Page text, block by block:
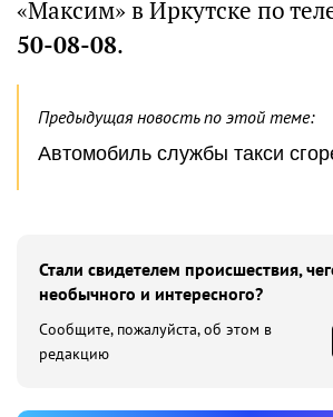
«Максим» в Иркутске по
50-08-08.
Предыдущая новость по этой теме:
Автомобиль службы такси
Стали свидетелем происшествия,
необычного и интересного?
Сообщите, пожалуйста, об этом в
редакцию